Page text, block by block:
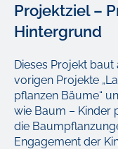
Projektziel –
Hintergrund
Dieses Projekt
vorigen Projekte
pflanzen Bäume“
wie Baum – Kinder
die
Engagement der